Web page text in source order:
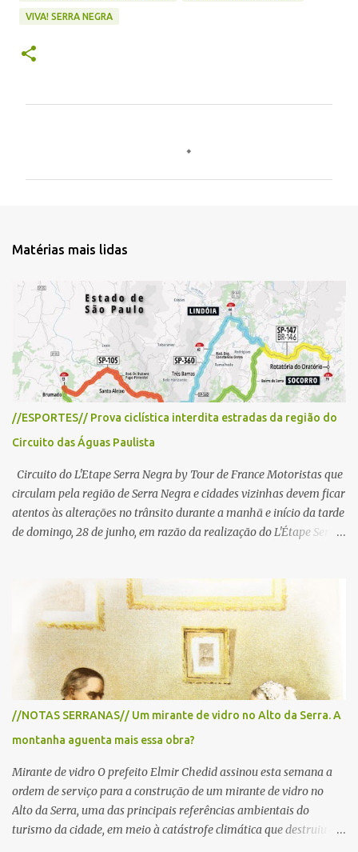
VIVA! SERRA NEGRA
t
i
o
s
Matérias mais lidas
//ESPORTES// Prova ciclística interdita estradas da região do
Circuito das Águas Paulista
Circuito do L'Etape Serra Negra by Tour de France Motoristas que
circulam pela região de Serra Negra e cidades vizinhas devem ficar
atentos às alterações no trânsito durante a manhã e início da tarde
de domingo, 28 de junho, em razão da realização do L'Étape Serra
reunirá atletas de diferentes regiões do país e terá percursos
passando pelos municípios de Serra Negra, Amparo, Monte Alegre
do Sul, Lindoia e Socorro. Para garantir a segurança dos
participantes e do público, diversos trechos de rodovias e estradas
da região serão interditados temporariamente ao longo da prova.
A largada será na Rua Coronel Pedro Penteado, em Serra Negra,
para cerca de 2.000 ciclistas, às 6h30. De acordo com o
cronograma da organização e de todas as prefeituras envolvidas,
as interdições ocorrerão de forma programada e os trechos serão
//NOTAS SERRANAS// Um mirante de vidro no Alto da Serra. A
montanha aguenta mais essa obra?
Mirante de vidro O prefeito Elmir Chedid assinou esta semana a
ordem de serviço para a construção de um mirante de vidro no
Alto da Serra, uma das principais referências ambientais do
turismo da cidade, em meio à catástrofe climática que destruiu o